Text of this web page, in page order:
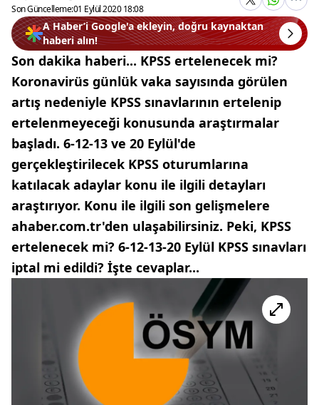
Son Güncelleme:01 Eylül 2020 18:08
A Haber’i Google'a ekleyin, doğru kaynaktan
haberi alın!
Son dakika haberi... KPSS ertelenecek mi?
Koronavirüs günlük vaka sayısında görülen
artış nedeniyle KPSS sınavlarının ertelenip
ertelenmeyeceği konusunda araştırmalar
başladı. 6-12-13 ve 20 Eylül'de
gerçekleştirilecek KPSS oturumlarına
katılacak adaylar konu ile ilgili detayları
araştırıyor. Konu ile ilgili son gelişmelere
ahaber.com.tr'den ulaşabilirsiniz. Peki, KPSS
ertelenecek mi? 6-12-13-20 Eylül KPSS sınavları
iptal mi edildi? İşte cevaplar...